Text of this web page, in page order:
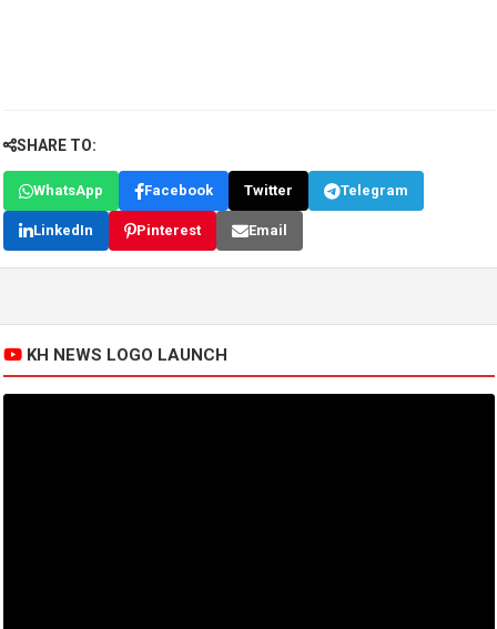
SHARE TO:
WhatsApp Facebook Twitter Telegram
LinkedIn Pinterest Email
KH NEWS LOGO LAUNCH